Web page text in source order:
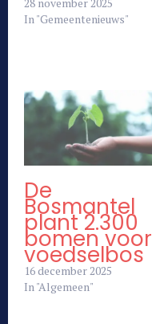
In "Gemeentenieuws"
De
Bosmantel
plant 2.300
bomen voor
voedselbos
16 december 2025
In "Algemeen"